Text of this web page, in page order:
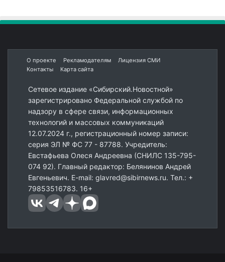
О проекте Рекламодателям
Лицензия СМИ
Контакты
Карта сайта
Сетевое издание «Сибирский.Новостной»
зарегистрировано Федеральной службой по
надзору в сфере связи, информационных
технологий и массовых коммуникаций
12.07.2024 г., регистрационный номер записи:
серия ЭЛ № ФС 77 - 87788. Учредитель:
Евстафьева Олеся Андреевна (СНИЛС 135-795-
074 92). Главный редактор: Белянинов Андрей
Евгеньевич. E-mail: glavred@sibirnews.ru. Тел.: +
79853516783. 16+